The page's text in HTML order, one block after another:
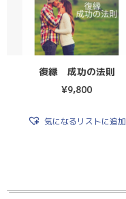
復縁 成功の法則
¥9,800
気になるリストに追加